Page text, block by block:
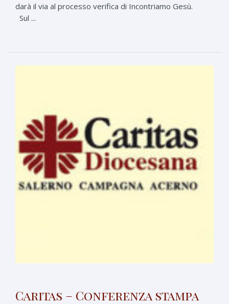
darà il via al processo verifica di Incontriamo Gesù.
Sul ...
Caritas – Conferenza stampa